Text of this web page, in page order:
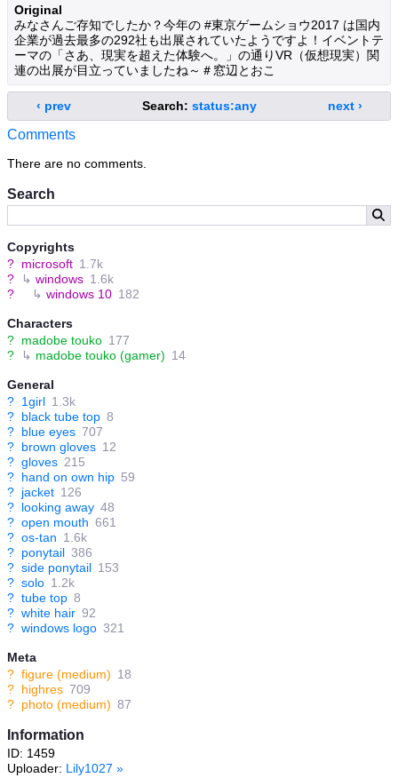
Search
Copyrights
? microsoft 1.7k
?
↳ windows 1.6k
?
↳ windows 10 182
Characters
? madobe touko 177
?
↳ madobe touko (gamer) 14
General
? 1girl 1.3k
? black tube top 8
? blue eyes 707
? brown gloves 12
? gloves 215
? hand on own hip 59
? jacket 126
? looking away 48
? open mouth 661
? os-tan 1.6k
? ponytail 386
? side ponytail 153
? solo 1.2k
? tube top 8
? white hair 92
? windows logo 321
Meta
? figure (medium) 18
? highres 709
? photo (medium) 87
Information
ID: 1459
Uploader: Lily1027 »
Original
みなさんご存知でしたか？今年の #東京ゲームショウ2017 は国内
企業が過去最多の292社も出展されていたようですよ！イベントテ
ーマの「さあ、現実を超えた体験へ。」の通りVR（仮想現実）関
連の出展が目立っていましたね～＃窓辺とおこ
‹ prev Search: status:any next ›
Comments
There are no comments.